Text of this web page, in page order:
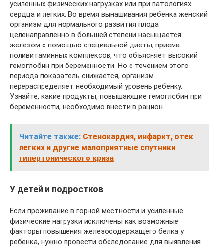
усиленных физических нагрузках или при патологиях
сердца и легких. Во время вынашивания ребенка женский
организм для нормального развития плода
целенаправленно в большей степени насыщается
железом с помощью специальной диеты, приема
поливитаминных комплексов, что объясняет высокий
гемоглобин при беременности. Но с течением этого
периода показатель снижается, организм
перераспределяет необходимый уровень ребенку.
Узнайте, какие ­продукты, повышающие гемоглобин при
беременности, необходимо внести в рацион.
Читайте также: Стенокардия, инфаркт, отек
легких и другие малоприятные спутники
гипертонического криза
У детей и подростков
Если проживание в горной местности и усиленные
физические нагрузки исключены как возможные
факторы повышения железосодержащего белка у
ребенка, нужно провести обследование для выявления